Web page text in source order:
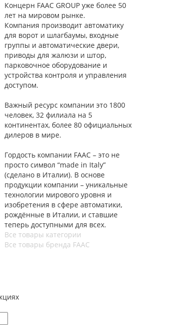
Концерн FAAC GROUP уже более 50
лет на мировом рынке.
Компания производит автоматику
для ворот и шлагбаумы, входные
группы и автоматические двери,
приводы для жалюзи и штор,
парковочное оборудование и
устройства контроля и управления
доступом.
Важный ресурс компании это 1800
человек, 32 филиала на 5
континентах, более 80 официальных
дилеров в мире.
Гордость компании FAAC – это не
просто символ “made in Italy”
(сделано в Италии). В основе
продукции компании – уникальные
технологии мирового уровня и
изобретения в сфере автоматики,
рождённые в Италии, и ставшие
теперь доступными для всех.
Все товары категории
Все товары бренда FAAC